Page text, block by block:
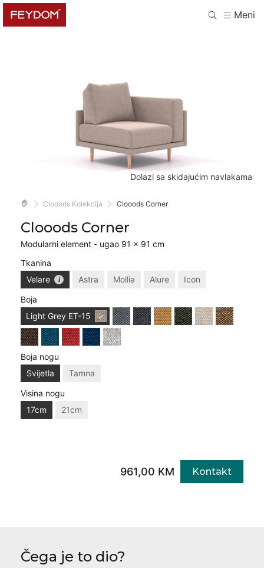
Meni
Dolazi sa skidajućim navlakama
🏠 Clooods Kolekcija Clooods Corner
Clooods Corner
Modularni element - ugao 91 × 91 cm
Tkanina
Velare
Astra Mollia Alure
Icon
Boja
Light Grey ET-15
Boja nogu
Svijetla
Tamna
Visina nogu
17cm
21cm
961,00 KM Kontakt
Čega je to dio?